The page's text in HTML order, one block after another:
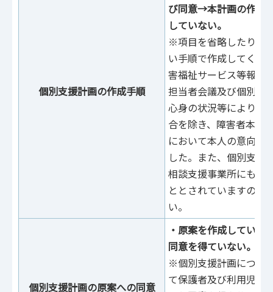
個別⽀援計画の作成⼿順
び同意→本計画の作成
していない。
※項⽬を省略したり順
い⼿順で作成してくだ
害福祉サービス等報酬
担当者会議及び個別⽀
⼼⾝の状況等によりや
合を除き、障害者本⼈
において本⼈の意向等
した。また、個別⽀援
相談⽀援事業所にも交
ととされていますので
い。
個別⽀援計画の原案への同意
・原案を作成している
同意を得ていない。
※個別⽀援計画につい
て保護者及び利用児童